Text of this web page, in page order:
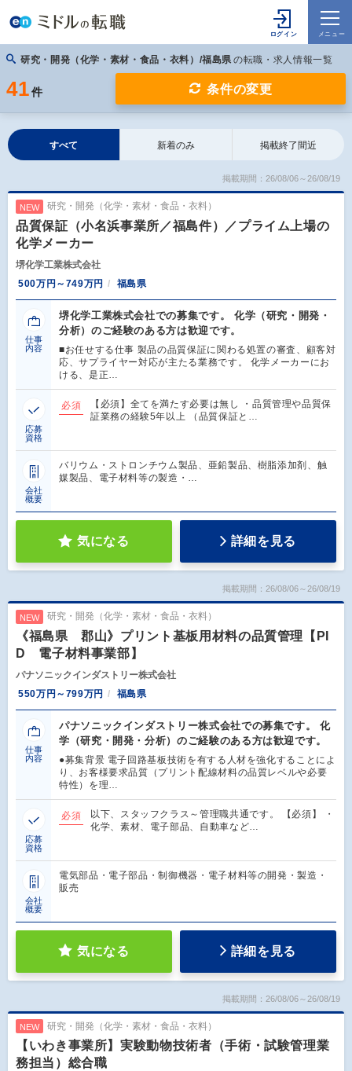
研究・開発（化学・素材・食品・衣料）/福島県 の転職・求人情報一覧
41 件 条件の変更
すべて 新着のみ 掲載終了間近
掲載期間：26/08/06～26/08/19
NEW 研究・開発（化学・素材・食品・衣料）
品質保証（小名浜事業所／福島件）／プライム上場の
化学メーカー
堺化学工業株式会社
500万円～749万円
福島県
仕事
内容
堺化学工業株式会社での募集です。 化学（研究・開発・
分析）のご経験のある方は歓迎です。
■お任せする仕事 製品の品質保証に関わる処置の審査、顧客対
応、サプライヤー対応が主たる業務です。 化学メーカーにお
ける、是正…
応募
資格
必須
【必須】全てを満たす必要は無し ・品質管理や品質保
証業務の経験5年以上 （品質保証と…
会社
概要
バリウム・ストロンチウム製品、亜鉛製品、樹脂添加剤、触
媒製品、電子材料等の製造・…
気になる 詳細を見る
掲載期間：26/08/06～26/08/19
NEW 研究・開発（化学・素材・食品・衣料）
《福島県 郡山》プリント基板用材料の品質管理【PI
D 電子材料事業部】
パナソニックインダストリー株式会社
550万円～799万円
福島県
仕事
内容
パナソニックインダストリー株式会社での募集です。 化
学（研究・開発・分析）のご経験のある方は歓迎です。
●募集背景 電子回路基板技術を有する人材を強化することによ
り、お客様要求品質（プリント配線材料の品質レベルや必要
特性）を理…
応募
資格
必須
以下、スタッフクラス～管理職共通です。 【必須】 ・
化学、素材、電子部品、自動車など…
会社
概要
電気部品・電子部品・制御機器・電子材料等の開発・製造・
販売
気になる 詳細を見る
掲載期間：26/08/06～26/08/19
NEW 研究・開発（化学・素材・食品・衣料）
【いわき事業所】実験動物技術者（手術・試験管理業
務担当）総合職